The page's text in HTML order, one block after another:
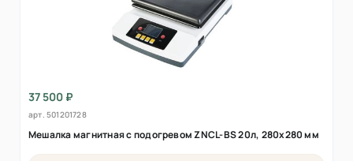
37 500 ₽
арт. 501201728
Мешалка магнитная с подогревом ZNCL-BS 20л, 280х280 мм